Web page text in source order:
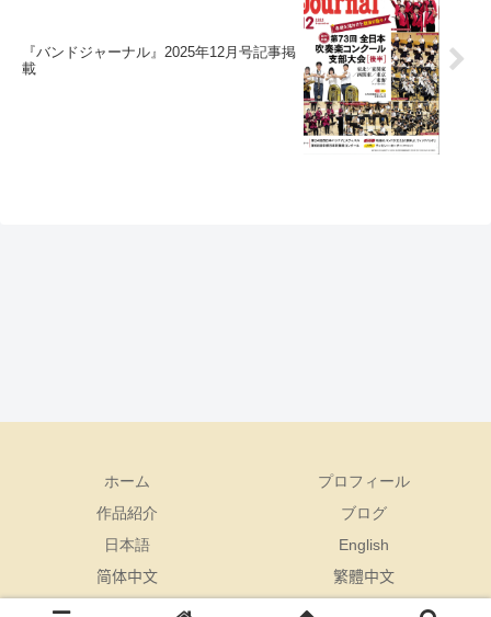
『バンドジャーナル』2025年12月号記事掲
載
ホーム
プロフィール
作品紹介
ブログ
日本語
English
简体中文
繁體中文